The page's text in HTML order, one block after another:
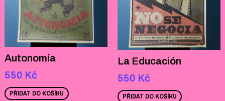
Autonomía
550 Kč
PŘIDAT DO KOŠÍKU
La Educación
550 Kč
PŘIDAT DO KOŠÍKU